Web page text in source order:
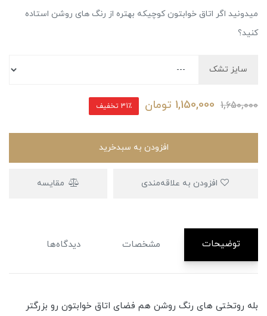
میدونید اگر اتاق خوابتون کوچیکه بهتره از رنگ های روشن استاده
کنید؟
سایز تشک
1,650,000
1,150,000 تومان 31٪ تخفیف
افزودن به سبدخرید
مقایسه
توضیحات مشخصات دیدگاه‌ها
بله روتختی های رنگ روشن هم فضای اتاق خوابتون رو بزرگتر